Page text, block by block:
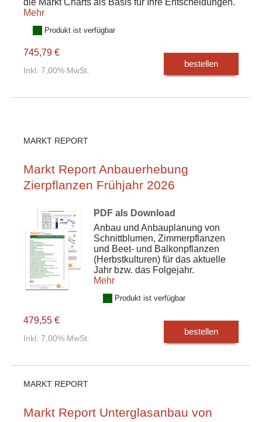
die Markt Charts als Basis für Ihre Entscheidungen.
Mehr
Produkt ist verfügbar
745,79 €
Inkl. 7,00% MwSt.
bestellen
MARKT REPORT
Markt Report Anbauerhebung
Zierpflanzen Frühjahr 2026
PDF als Download
Anbau und Anbauplanung von
Schnittblumen, Zimmerpflanzen
und Beet- und Balkonpflanzen
(Herbstkulturen) für das aktuelle
Jahr bzw. das Folgejahr.
Mehr
Produkt ist verfügbar
479,55 €
Inkl. 7,00% MwSt.
bestellen
MARKT REPORT
Markt Report Unterglasanbau von